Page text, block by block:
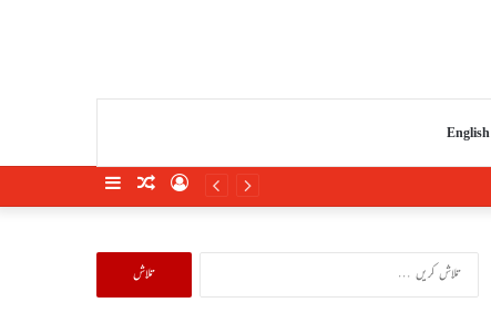
English
SidebarRandomLog
تلاش
کریں